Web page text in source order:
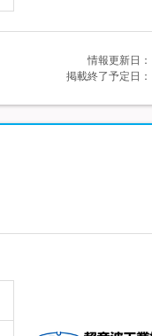
情報更新日：
掲載終了予定日：